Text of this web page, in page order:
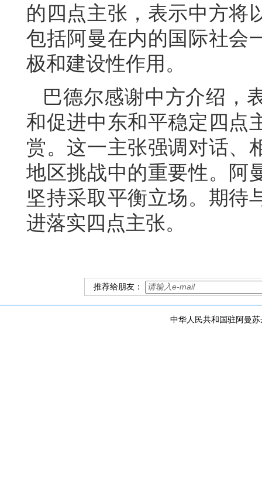
的四点主张，表示中方将
包括阿曼在内的国际社会
极和建设性作用。
巴德尔感谢中方介绍，
和促进中东和平稳定四点
赏。这一主张强调对话、
地区挑战中的重要性。阿
坚持采取平衡立场。期待
进落实四点主张。
推荐给朋友：
中华人民共和国驻阿曼